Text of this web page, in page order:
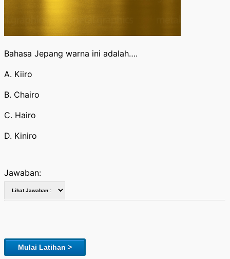
Bahasa Jepang warna ini adalah….
A. Kiiro
B. Chairo
C. Hairo
D. Kiniro
Jawaban:
Mulai Latihan >